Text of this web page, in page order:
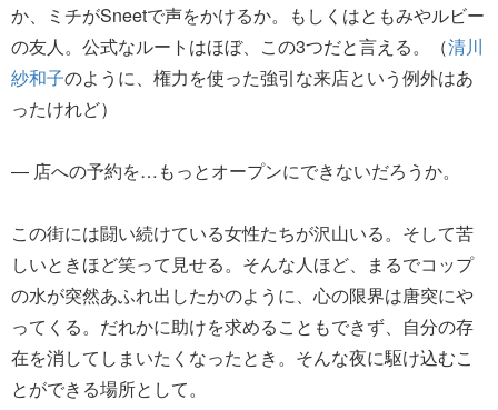
か、ミチがSneetで声をかけるか。もしくはともみやルビー
の友人。公式なルートはほぼ、この3つだと言える。（清川
紗和子のように、権力を使った強引な来店という例外はあ
ったけれど）
― 店への予約を…もっとオープンにできないだろうか。
この街には闘い続けている女性たちが沢山いる。そして苦
しいときほど笑って見せる。そんな人ほど、まるでコップ
の水が突然あふれ出したかのように、心の限界は唐突にや
ってくる。だれかに助けを求めることもできず、自分の存
在を消してしまいたくなったとき。そんな夜に駆け込むこ
とができる場所として。